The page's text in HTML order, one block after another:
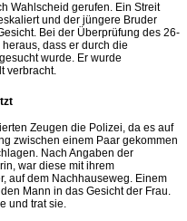
Wahlscheid gerufen. Ein Streit
und der jüngere Bruder
Bei der Überprüfung des 26-
dass er durch die
wurde. Er wurde
verbracht.
Zeugen die Polizei, da es auf
zwischen einem Paar gekommen
Nach Angaben der
war diese mit ihrem
auf dem Nachhauseweg. Einem
Mann in das Gesicht der Frau.
und trat sie.